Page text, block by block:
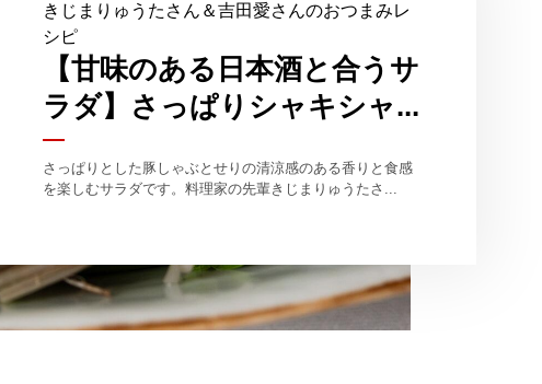
きじまりゅうたさん＆吉田愛さんのおつまみレ
シピ
【甘味のある日本酒と合うサ
ラダ】さっぱりシャキシャ...
さっぱりとした豚しゃぶとせりの清涼感のある香りと食感
を楽しむサラダです。料理家の先輩きじまりゅうたさ...